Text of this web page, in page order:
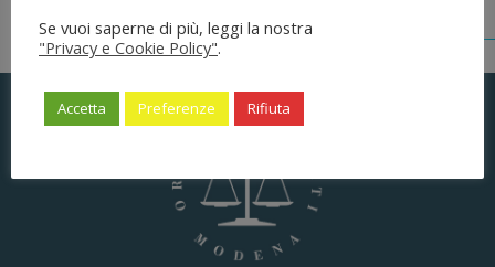
Se vuoi saperne di più, leggi la nostra
"Privacy e Cookie Policy".
Accetta Preferenze Rifiuta